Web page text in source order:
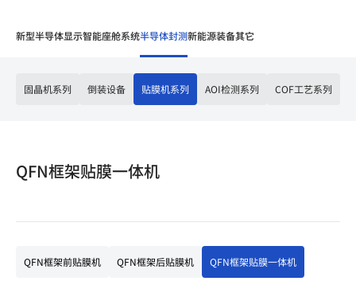
新型半导体显示智能座舱系统半导体封测新能源装备其它
固晶机系列 倒装设备 贴膜机系列 AOI检测系列 COF工艺系列
QFN框架贴膜一体机
QFN框架前贴膜机 QFN框架后贴膜机 QFN框架贴膜一体机